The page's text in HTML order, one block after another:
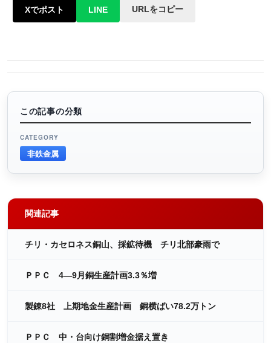
Xでポスト LINE URLをコピー
この記事の分類
CATEGORY
非鉄金属
関連記事
チリ・カセロネス銅山、採鉱待機 チリ北部豪雨で
ＰＰＣ 4―9月銅生産計画3.3％増
製錬8社 上期地金生産計画 銅横ばい78.2万トン
ＰＰＣ 中・台向け銅割増金据え置き